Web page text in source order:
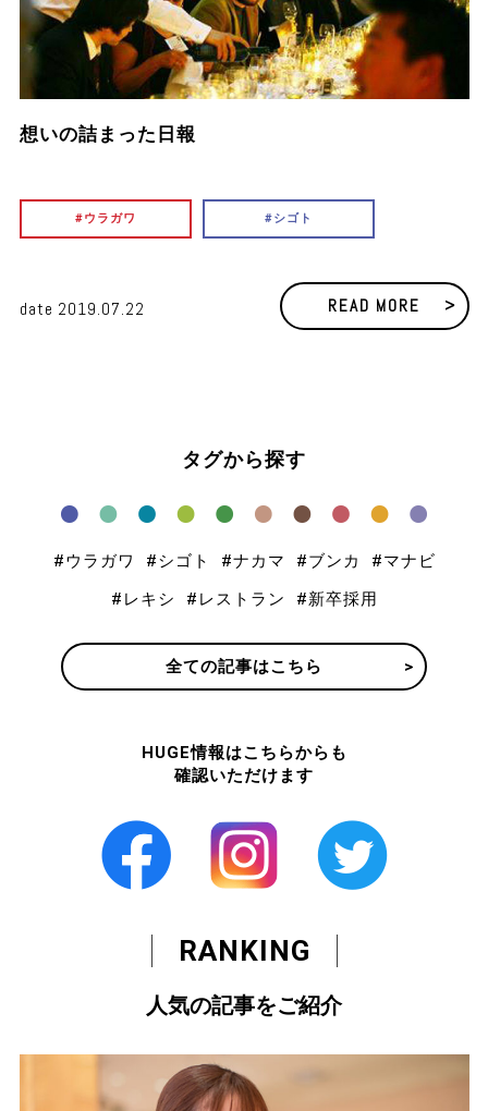
想いの詰まった日報
ウラガワ シゴト
date 2019.07.22 READ MORE
タグから探す
ウラガワ シゴト ナカマ ブンカ
マナビ
レキシ
レストラン 新卒採用
全ての記事はこちら
HUGE情報はこちらからも
確認いただけます
RANKING
人気の記事をご紹介